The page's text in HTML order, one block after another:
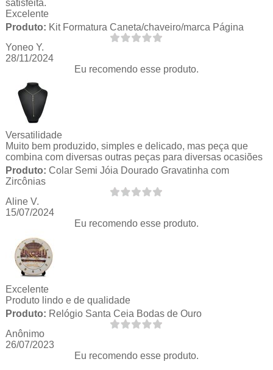
satisfeita.
Excelente
Produto: Kit Formatura Caneta/chaveiro/marca Página
Yoneo Y.
28/11/2024
Eu recomendo esse produto.
Versatilidade
Muito bem produzido, simples e delicado, mas peça que
combina com diversas outras peças para diversas ocasiões
Produto: Colar Semi Jóia Dourado Gravatinha com
Zircônias
Aline V.
15/07/2024
Eu recomendo esse produto.
Excelente
Produto lindo e de qualidade
Produto: Relógio Santa Ceia Bodas de Ouro
Anônimo
26/07/2023
Eu recomendo esse produto.